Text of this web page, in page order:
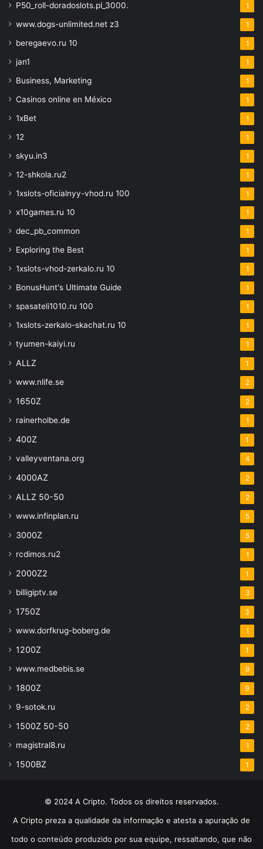
P50_roll-doradoslots.pl_3000. 1
www.dogs-unlimited.net z3 1
beregaevo.ru 10 1
jan1 1
Business, Marketing 1
Casinos online en México 1
1xBet 1
12 1
skyu.in3 1
12-shkola.ru2 1
1xslots-oficialnyy-vhod.ru 100 1
x10games.ru 10 1
dec_pb_common 1
Exploring the Best 1
1xslots-vhod-zerkalo.ru 10 1
BonusHunt's Ultimate Guide 1
spasateli1010.ru 100 1
1xslots-zerkalo-skachat.ru 10 1
tyumen-kaiyi.ru 1
ALLZ 1
www.nlife.se 2
1650Z 2
rainerholbe.de 1
400Z 1
valleyventana.org 4
4000AZ 2
ALLZ 50-50 2
www.infinplan.ru 5
3000Z 5
rcdimos.ru2 1
2000Z2 1
billigiptv.se 3
1750Z 3
www.dorfkrug-boberg.de 1
1200Z 1
www.medbebis.se 9
1800Z 9
9-sotok.ru 2
1500Z 50-50 2
magistral8.ru 1
1500BZ 1
© 2024 A Cripto. Todos os direitos reservados.
A Cripto preza a qualidade da informação e atesta a apuração de
todo o conteúdo produzido por sua equipe, ressaltando, que não